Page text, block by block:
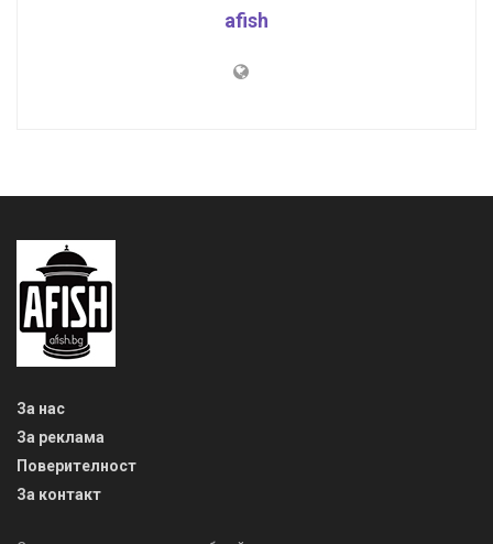
afish
За нас
За реклама
Поверителност
За контакт